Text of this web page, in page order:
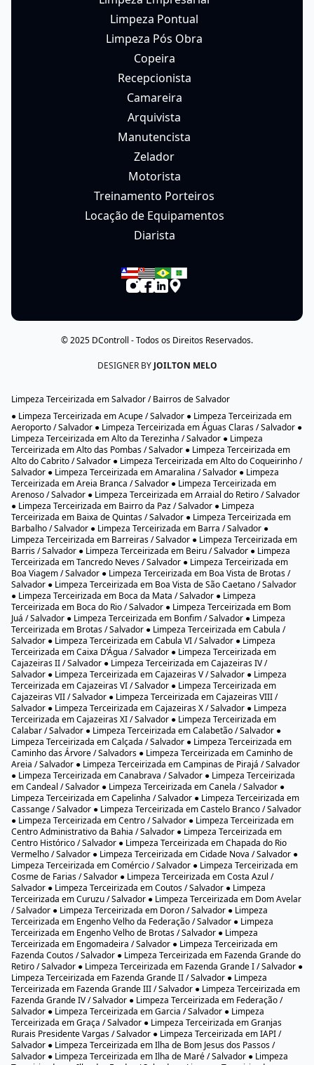
Manutenções em geral
Eletrica
Hidráulica
Alvenaria
Pintura
Central de monitoramento
Alarme monitorado
Portaria Remota
Controle de Acesso Digital
Manutenção de Alarme
Manutenção de CFTV
Bombeiro Civil
Porteiro 24h
Limpeza Empresarial
Limpeza Pós Obra
Recepcionista
Camareira
Arquivista
Manutencista
Zelador
Motorista
Treinamento Porteiros
Locação de Equipamentos
Diarista
© 2025DControll- Todos os Direitos Reservados.
DESIGNER BYJOILTON MELO
Limpeza Terceirizada em Salvador / Bairros de Salvador
● Limpeza Terceirizada em Acupe / Salvador ● Limpeza Terceirizada em
Aeroporto / Salvador ● Limpeza Terceirizada em Águas Claras / Salvador ●
Limpeza Terceirizada em Alto da Terezinha / Salvador ● Limpeza
Terceirizada em Alto das Pombas / Salvador ● Limpeza Terceirizada em
Alto do Cabrito / Salvador ● Limpeza Terceirizada em Alto do Coqueirinho /
Salvador ● Limpeza Terceirizada em Amaralina / Salvador ● Limpeza
Terceirizada em Areia Branca / Salvador ● Limpeza Terceirizada em
Arenoso / Salvador ● Limpeza Terceirizada em Arraial do Retiro / Salvador
● Limpeza Terceirizada em Bairro da Paz / Salvador ● Limpeza
Terceirizada em Baixa de Quintas / Salvador ● Limpeza Terceirizada em
Barbalho / Salvador ● Limpeza Terceirizada em Barra / Salvador ●
Limpeza Terceirizada em Barreiras / Salvador ● Limpeza Terceirizada em
Barris / Salvador ● Limpeza Terceirizada em Beiru / Salvador ● Limpeza
Terceirizada em Tancredo Neves / Salvador ● Limpeza Terceirizada em
Boa Viagem / Salvador ● Limpeza Terceirizada em Boa Vista de Brotas /
Salvador ● Limpeza Terceirizada em Boa Vista de São Caetano / Salvador
● Limpeza Terceirizada em Boca da Mata / Salvador ● Limpeza
Terceirizada em Boca do Rio / Salvador ● Limpeza Terceirizada em Bom
Juá / Salvador ● Limpeza Terceirizada em Bonfim / Salvador ● Limpeza
Terceirizada em Brotas / Salvador ● Limpeza Terceirizada em Cabula /
Salvador ● Limpeza Terceirizada em Cabula VI / Salvador ● Limpeza
Terceirizada em Caixa D’Água / Salvador ● Limpeza Terceirizada em
Cajazeiras II / Salvador ● Limpeza Terceirizada em Cajazeiras IV /
Salvador ● Limpeza Terceirizada em Cajazeiras V / Salvador ● Limpeza
Terceirizada em Cajazeiras VI / Salvador ● Limpeza Terceirizada em
Cajazeiras VII / Salvador ● Limpeza Terceirizada em Cajazeiras VIII /
Salvador ● Limpeza Terceirizada em Cajazeiras X / Salvador ● Limpeza
Terceirizada em Cajazeiras XI / Salvador ● Limpeza Terceirizada em
Calabar / Salvador ● Limpeza Terceirizada em Calabetão / Salvador ●
Limpeza Terceirizada em Calçada / Salvador ● Limpeza Terceirizada em
Caminho das Árvore / Salvadors ● Limpeza Terceirizada em Caminho de
Areia / Salvador ● Limpeza Terceirizada em Campinas de Pirajá / Salvador